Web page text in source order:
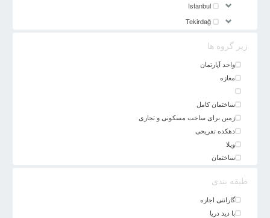
Istanbul
Tekirdağ
زیر گروه ها
واحد آپارتمان
مغازه
ساختمان کامل
زمین برای ساخت مسکونی و تجاری
دهکده تفریحی
ویلا
ساختمان
طبقه بندی
گارانتی اجاره
با دید دریا